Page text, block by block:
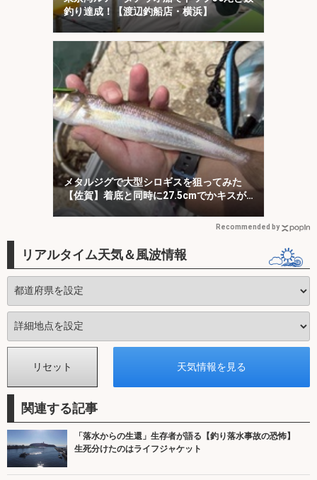
釣り達成！【渡辺釣船店・横浜】
メタルジグで大型シロギスを狙ってみた
【佐賀】着底と同時に27.5cmでかキスが
ヒット！
Recommended by
リアルタイム天気＆風波情報
関連する記事
「落水からの生還」生存者が語る【釣り落水事故の恐怖】
生死分けたのはライフジャケット